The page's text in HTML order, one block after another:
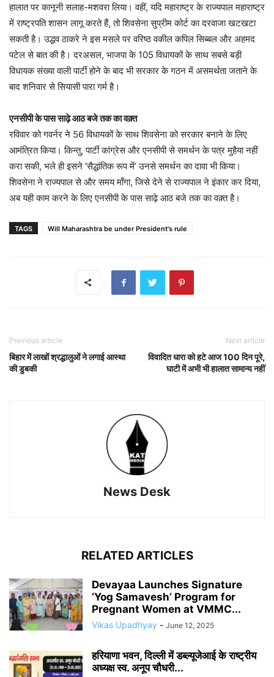
हालात पर कानूनी सलाह-मशवरा लिया। वहीं, यदि महाराष्ट्र के राज्यपाल महाराष्ट्र
में राष्ट्रपति शासन लागू करते हैं, तो शिवसेना सुप्रीम कोर्ट का दरवाजा खटखटा
सकती है। उद्धव ठाकरे ने इस मसले पर वरिष्ठ वकील कपिल सिब्बल और अहमद
पटेल से बात की है। दरअसल, भाजपा के 105 विधायकों के साथ सबसे बड़ी
विधायक संख्या वाली पार्टी होने के बाद भी सरकार के गठन में असमर्थता जताने के
बाद शनिवार से सियासी पारा गर्म है।
एनसीपी के पास साढ़े आठ बजे तक का वक़्त
रविवार को गवर्नर ने 56 विधायकों के साथ शिवसेना को सरकार बनाने के लिए
आमंत्रित किया। किन्तु, पार्टी कांग्रेस और एनसीपी से समर्थन के पत्र मुहैया नहीं
करा सकी, भले ही इसने ‘सैद्धांतिक रूप में’ उनसे समर्थन का दावा भी किया।
शिवसेना ने राज्यपाल से और समय माँगा, जिसे देने से राज्यपाल ने इंकार कर दिया,
अब यही काम करने के लिए एनसीपी के पास साढ़े आठ बजे तक का वक़्त है।
TAGS Will Maharashtra be under President's rule
Previous article
बिहार में लाखों श्रद्धालुओं ने लगाई आस्था
की डुबकी
Next article
विवादित धारा को हटे आज 100 दिन पूरे,
घाटी में अभी भी हालात सामान्य नहीं
News Desk
RELATED ARTICLES
Devayaa Launches Signature
‘Yog Samavesh’ Program for
Pregnant Women at VMMC...
Vikas Upadhyay - June 12, 2025
हरियाणा भवन, दिल्ली में डब्ल्यूजेआई के राष्ट्रीय
अध्यक्ष स्व. अनूप चौधरी...